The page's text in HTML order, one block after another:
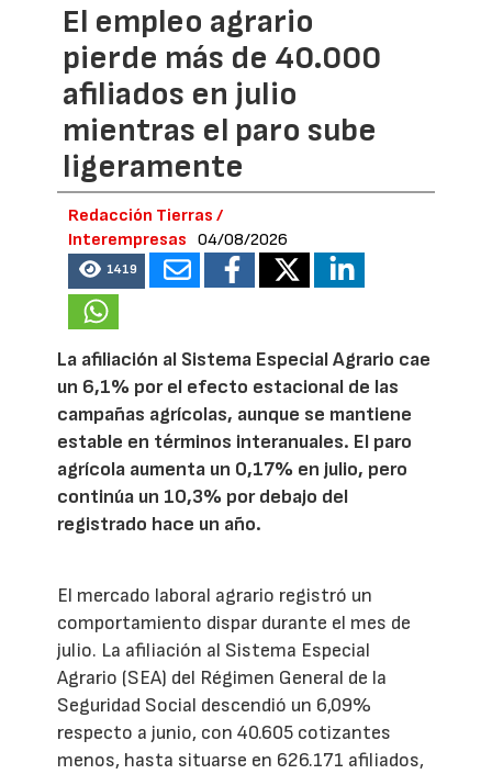
El empleo agrario
pierde más de 40.000
afiliados en julio
mientras el paro sube
ligeramente
Redacción Tierras /
Interempresas
04/08/2026
1419
La afiliación al Sistema Especial Agrario cae
un 6,1% por el efecto estacional de las
campañas agrícolas, aunque se mantiene
estable en términos interanuales. El paro
agrícola aumenta un 0,17% en julio, pero
continúa un 10,3% por debajo del
registrado hace un año.
El mercado laboral agrario registró un
comportamiento dispar durante el mes de
julio. La afiliación al Sistema Especial
Agrario (SEA) del Régimen General de la
Seguridad Social descendió un 6,09%
respecto a junio, con 40.605 cotizantes
menos, hasta situarse en 626.171 afiliados,